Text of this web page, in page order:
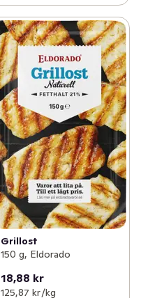
Grillost
150 g, Eldorado
18,88 kr
125,87 kr /kg